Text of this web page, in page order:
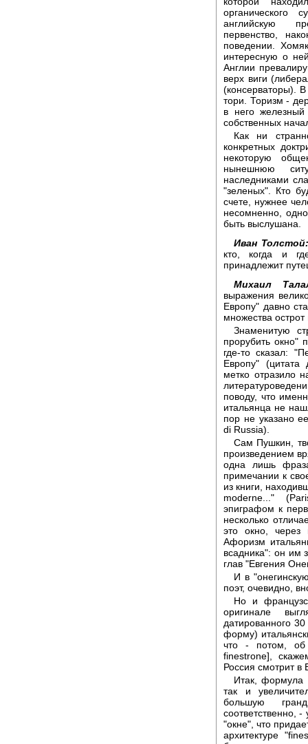
органического
английскую
первенство,
поведении.
интересную о
Англии
верх виги
(консерваторы).
тори. Торизм -
в него
собственных
Как ни
конкретных
некоторую
нынешнюю
наследниками
"зеленых". Кто
счете, нужнее
несомненно,
быть выслушана.
Иван Толстой:
кто, когда и
принадлежит
Михаил
выражения
Европу" давно
множества
Знаменитую
прорубить окно"
где-то сказал:
Европу" (цитата
метко отразило
поводу, что
итальянца не
пор не указано
di Russia).
Сам Пушкин,
произведением
одна лишь
примечании к
из книги,
moderne..."
эпиграфом к
несколько
это окно, через
Афоризм
всадника": он им
глав "Евгения
И в
поэт, очевидно,
Но и
оригинале
датированного
форму)
что - потом,
finestrone],
Россия смотрит в
Итак, формула
так и
бoльшую
соответственно,
"окне", что
архитектуре